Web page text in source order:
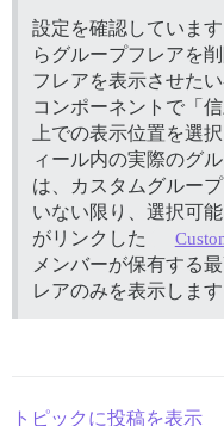
設定を確認していま
らグループフレアを
フレアを表示させた
コンポーネントで「
上での表示位置を選
ィール内の実際のグ
は、カスタムグルー
いない限り、選択可
がリンクした
メンバーが保有する
レアのみを表示します
トピックに投稿を表示